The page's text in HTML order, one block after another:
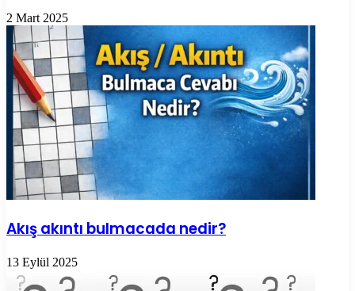
2 Mart 2025
Akış akıntı bulmacada nedir?
13 Eylül 2025